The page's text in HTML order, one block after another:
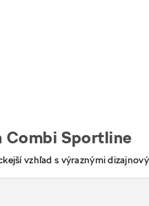
Combi Sportline
vzhľad s výraznými